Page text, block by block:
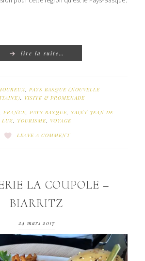
lire la suite…
, PAYS BASQUE (NOUVELLE
, VISITE & PROMENADE
, FRANCE, PAYS BASQUE, SAINT JEAN DE
LUZ, TOURISME, VOYAGE
LEAVE A COMMENT
LA COUPOLE –
BIARRITZ
24 mars 2017